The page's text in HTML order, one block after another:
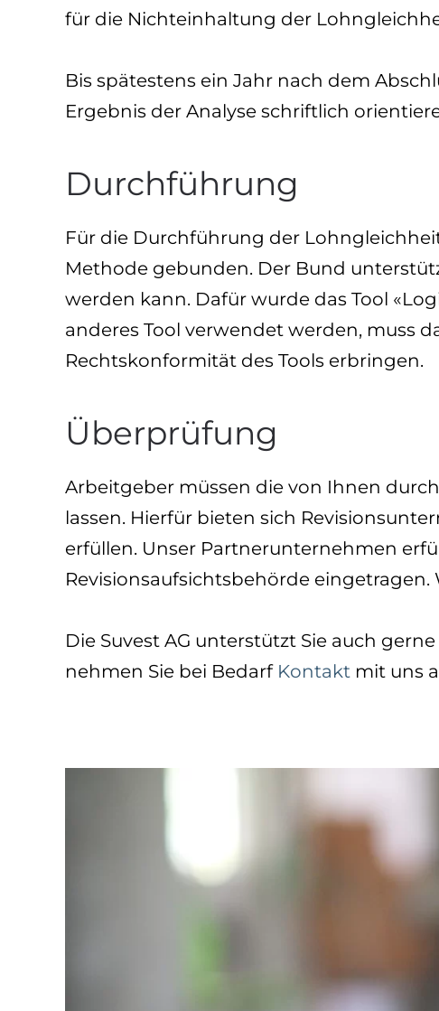
für die Nichteinhaltung der
Bis spätestens ein Jahr nach dem
Ergebnis der Analyse schriftlich
Durchführung
Für die Durchführung der
Methode gebunden. Der Bund
werden kann. Dafür wurde das Tool
anderes Tool verwendet werden, muss
Rechtskonformität des Tools erbringen.
Überprüfung
Arbeitgeber müssen die von Ihnen
lassen. Hierfür bieten sich
erfüllen. Unser Partnerunternehmen
Revisionsaufsichtsbehörde
Die Suvest AG unterstützt Sie auch
nehmen Sie bei Bedarf Kontakt mit uns